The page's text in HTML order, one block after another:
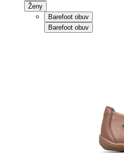
Ženy
Barefoot obuv
Barefoot obuv